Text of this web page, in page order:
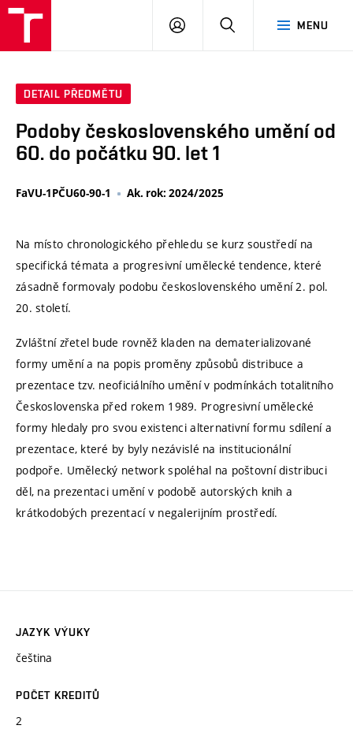
MENU
PŘIHLÁSIT
DETAIL PŘEDMĚTU
Podoby československého umění od
60. do počátku 90. let 1
FaVU-1PČU60-90-1 Ak. rok: 2024/2025
Na místo chronologického přehledu se kurz soustředí na
specifická témata a progresivní umělecké tendence, které
zásadně formovaly podobu československého umění 2. pol.
20. století.
Zvláštní zřetel bude rovněž kladen na dematerializované
formy umění a na popis proměny způsobů distribuce a
prezentace tzv. neoficiálního umění v podmínkách totalitního
Československa před rokem 1989. Progresivní umělecké
formy hledaly pro svou existenci alternativní formu sdílení a
prezentace, které by byly nezávislé na institucionální
podpoře. Umělecký network spoléhal na poštovní distribuci
děl, na prezentaci umění v podobě autorských knih a
krátkodobých prezentací v negalerijním prostředí.
JAZYK VÝUKY
čeština
POČET KREDITŮ
2